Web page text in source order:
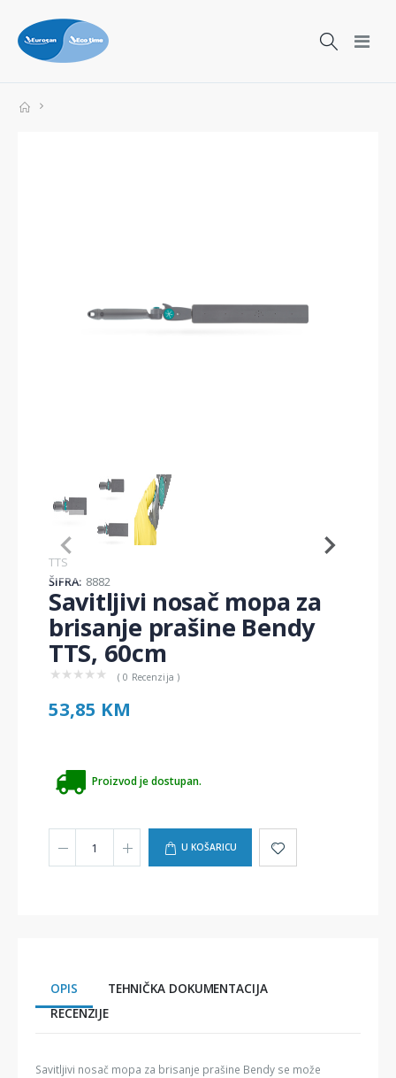
3
Item
1
of
3
TTS
ŠIFRA: 8882
Savitljivi nosač mopa za
brisanje prašine Bendy
TTS, 60cm
★ ★ ★ ★ ★ ( 0 Recenzija )
53,85 KM
Proizvod je dostupan.
U KOŠARICU
OPIS
TEHNIČKA DOKUMENTACIJA
RECENZIJE
Savitljivi nosač mopa za brisanje prašine Bendy se može